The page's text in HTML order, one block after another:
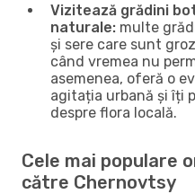
Vizitează grădini
naturale: multe
și sere care sunt
când vremea nu
asemenea, oferă o
agitația urbană și îți
despre flora locală.
Cele mai populare
către Chernovtsy